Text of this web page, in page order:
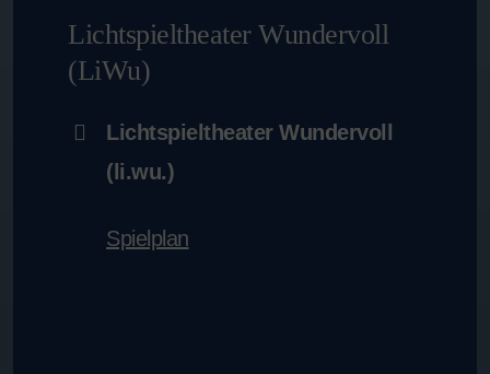
Lichtspieltheater Wundervoll
(LiWu)
Lichtspieltheater Wundervoll
(li.wu.)
Spielplan